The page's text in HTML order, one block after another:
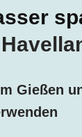
Gießen